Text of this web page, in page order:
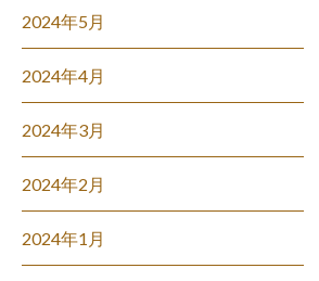
2024年5月
2024年4月
2024年3月
2024年2月
2024年1月